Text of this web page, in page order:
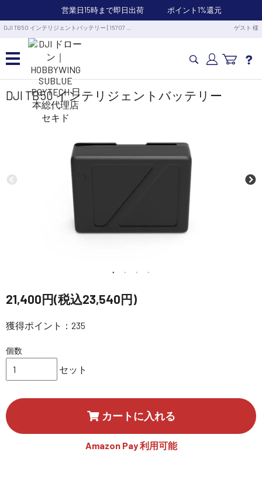
営業日15時まで即日出荷 ポイント1%還元
DJI TB50 インテリジェントバッテリー [15707 … ゲスト 様
カメラドローン・生活家電
業務用ドローン・業務関連製品
水中ドローン(ROV)・水中スクーター
RC・ロボット部品
講習会･国家資格･WEBセミナー
定期配信!
コーポレートサイト
DJI TB50 インテリジェントバッテリー
21,400円(税込23,540円)
獲得ポイント：235
個数
セット
カートに入れる
Amazon Pay 利用可能